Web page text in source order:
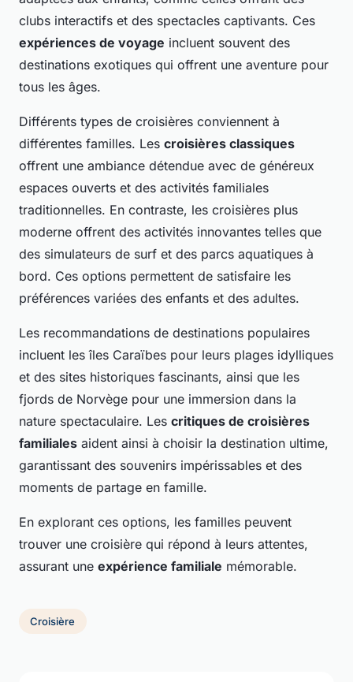
clubs interactifs et des spectacles captivants. Ces
expériences de voyage incluent souvent des
destinations exotiques qui offrent une aventure pour
tous les âges.
Différents types de croisières conviennent à
différentes familles. Les croisières classiques
offrent une ambiance détendue avec de généreux
espaces ouverts et des activités familiales
traditionnelles. En contraste, les croisières plus
moderne offrent des activités innovantes telles que
des simulateurs de surf et des parcs aquatiques à
bord. Ces options permettent de satisfaire les
préférences variées des enfants et des adultes.
Les recommandations de destinations populaires
incluent les îles Caraïbes pour leurs plages idylliques
et des sites historiques fascinants, ainsi que les
fjords de Norvège pour une immersion dans la
nature spectaculaire. Les critiques de croisières
familiales aident ainsi à choisir la destination ultime,
garantissant des souvenirs impérissables et des
moments de partage en famille.
En explorant ces options, les familles peuvent
trouver une croisière qui répond à leurs attentes,
assurant une expérience familiale mémorable.
Croisière